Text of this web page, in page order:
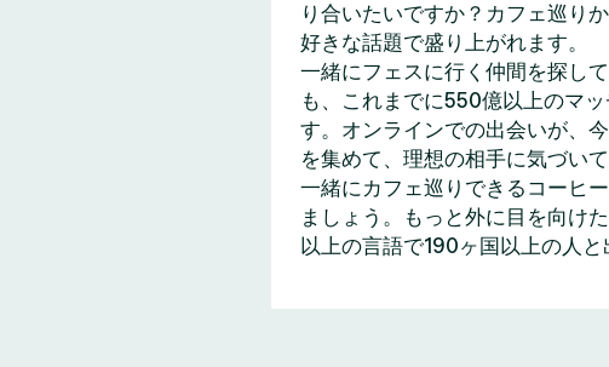
り合いたいですか？カフェ巡り
好きな話題で盛り上がれます。
一緒にフェスに行く仲間を探し
も、これまでに550億以上のマ
す。オンラインでの出会いが、
を集めて、理想の相手に気づい
一緒にカフェ巡りできるコーヒ
ましょう。もっと外に目を向け
以上の言語で190ヶ国以上の人と